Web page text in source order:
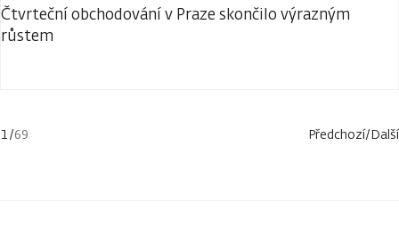
Čtvrteční obchodování v Praze skončilo výrazným
růstem
1/69 Předchozí/Další